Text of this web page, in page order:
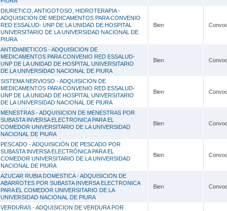
Lima
Madre de Dios
Piura
Tumbes
DIURETICO, ANTIGOTOSO, HIDROTERAPIA -
ADQUISICION DE MEDICAMENTOS PARA CONVENIO
RED ESSALUD- UNP DE LA UNIDAD DE HOSPITAL
UNIVERSITARIO DE LA UNIVERSIDAD NACIONAL DE
PIURA
Bien
ANTIDIABETICOS - ADQUISICION DE
MEDICAMENTOS PARA CONVENIO RED ESSALUD-
UNP DE LA UNIDAD DE HOSPITAL UNIVERSITARIO
DE LA UNIVERSIDAD NACIONAL DE PIURA
Bien
SISTEMA NERVIOSO - ADQUISICION DE
MEDICAMENTOS PARA CONVENIO RED ESSALUD-
UNP DE LA UNIDAD DE HOSPITAL UNIVERSITARIO
DE LA UNIVERSIDAD NACIONAL DE PIURA
Bien
MENESTRAS - ADQUISICION DE MENESTRAS POR
SUBASTA INVERSA ELECTRONICA PARA EL
COMEDOR UNIVERSITARIO DE LA UNIVERSIDAD
NACIONAL DE PIURA
Bien
PESCADO - ADQUISICIÓN DE PESCADO POR
SUBASTA INVERSA ELECTRÓNICA PARA EL
COMEDOR UNIVERSITARIO DE LA UNIVERSIDAD
NACIONAL DE PIURA
Bien
AZUCAR RUBIA DOMESTICA - ADQUISICION DE
ABARROTES POR SUBASTA INVERSA ELECTRONICA
PARA EL COMEDOR UNIVERSITARIO DE LA
UNIVERSIDAD NACIONAL DE PIURA
Bien
VERDURAS - ADQUISICION DE VERDURA POR